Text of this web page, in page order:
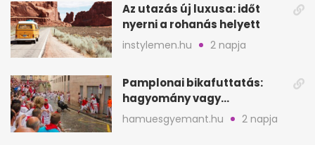
Az utazás új luxusa: időt
nyerni a rohanás helyett
instylemen.hu 2 napja
Pamplonai bikafuttatás:
hagyomány vagy
értelmetlen vérontás?
hamuesgyemant.hu 2 napja